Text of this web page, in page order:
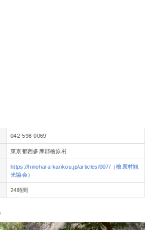
042-598-0069
東京都西多摩郡檜原村
https://hinohara-kankou.jp/articles/007/（檜原村観
光協会）
24時間